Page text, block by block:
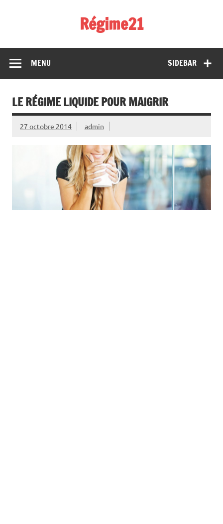
Régime21
SIDEBAR
MENU
LE RÉGIME LIQUIDE POUR MAIGRIR
27 octobre 2014 admin